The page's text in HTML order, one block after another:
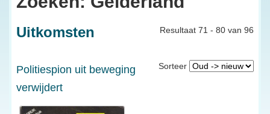
Resultaat 71 - 80 van 96
Uitkomsten
Sorteer
Politiespion uit beweging
verwijdert